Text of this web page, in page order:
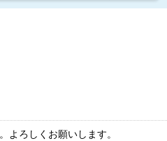
よろしくお願いします。